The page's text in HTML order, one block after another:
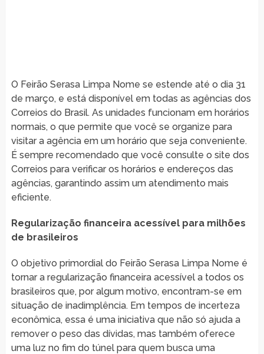
O Feirão Serasa Limpa Nome se estende até o dia 31
de março, e está disponível em todas as agências dos
Correios do Brasil. As unidades funcionam em horários
normais, o que permite que você se organize para
visitar a agência em um horário que seja conveniente.
É sempre recomendado que você consulte o site dos
Correios para verificar os horários e endereços das
agências, garantindo assim um atendimento mais
eficiente.
Regularização financeira acessível para milhões
de brasileiros
O objetivo primordial do Feirão Serasa Limpa Nome é
tornar a regularização financeira acessível a todos os
brasileiros que, por algum motivo, encontram-se em
situação de inadimplência. Em tempos de incerteza
econômica, essa é uma iniciativa que não só ajuda a
remover o peso das dívidas, mas também oferece
uma luz no fim do túnel para quem busca uma